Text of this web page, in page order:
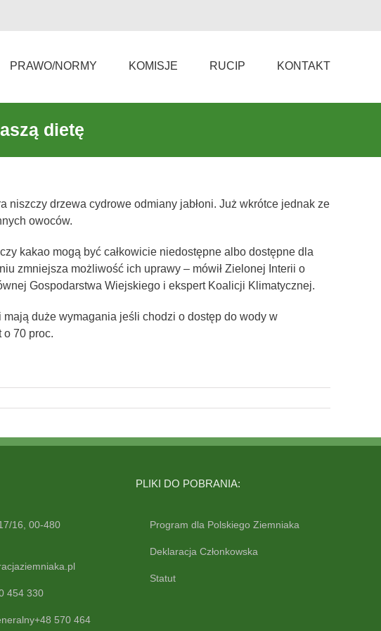
PRAWO/NORMY KOMISJE RUCIP KONTAKT
dietę
drzewa cydrowe odmiany jabłoni. Już wkrótce jednak ze
owoców.
kakao mogą być całkowicie niedostępne albo dostępne dla
zmniejsza możliwość ich uprawy – mówił Zielonej Interii o
Gospodarstwa Wiejskiego i ekspert Koalicji Klimatycznej.
mają duże wymagania jeśli chodzi o dostęp do wody w
o 70 proc.
16, 00-480
454 330
570 464
PLIKI DO POBRANIA:
Program dla Polskiego Ziemniaka
Deklaracja Członkowska
Statut